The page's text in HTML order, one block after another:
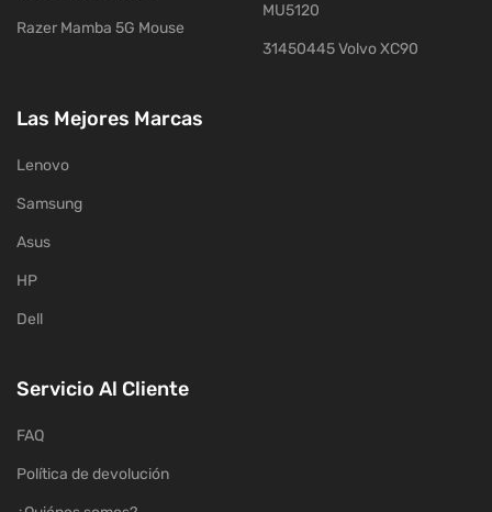
Razer Mamba 5G Mouse
MU5120
31450445 Volvo XC90
Las Mejores Marcas
Lenovo
Samsung
Asus
HP
Dell
Servicio Al Cliente
FAQ
Política de devolución